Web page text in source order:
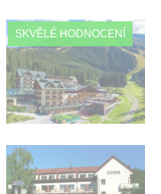
SKVĚLÉ HODNOCENÍ